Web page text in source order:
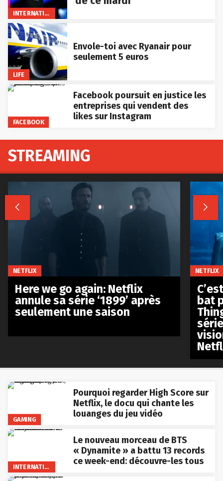
INTERNATIONAL
LIFE
Envole-toi avec Ryanair pour
seulement 5 euros
FACEBOOK
Facebook poursuit en justice les
entreprises qui vendent des
likes sur Instagram
GAMING
Pourquoi regarder High Score sur
Netflix, le docu qui chante les
louanges du jeu vidéo
INTERNATIONAL
Le nouveau morceau de BTS
« Dynamite » a battu 13 records
ce week-end: découvre-les tous
STREAMING
 
NETFLIX
Here we go again: Netflix
annule sa série ‘1899’ après
seulement une saison
NETFLIX
bat